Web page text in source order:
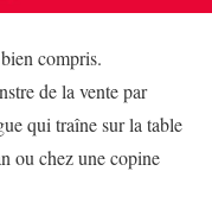
compris.
de la vente par
qui traîne sur la table
ou chez une copine